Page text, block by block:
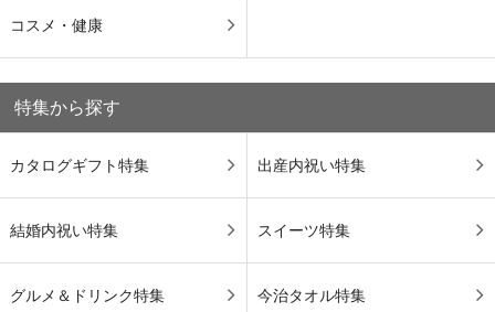
コスメ・健康
特集から探す
カタログギフト特集 出産内祝い特集
結婚内祝い特集 スイーツ特集
グルメ＆ドリンク特集 今治タオル特集